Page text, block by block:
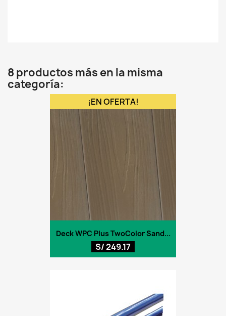
8 productos más en la misma
categoría:
Deck WPC Plus TwoColor Sand...
S/ 249.17
¡EN OFERTA!